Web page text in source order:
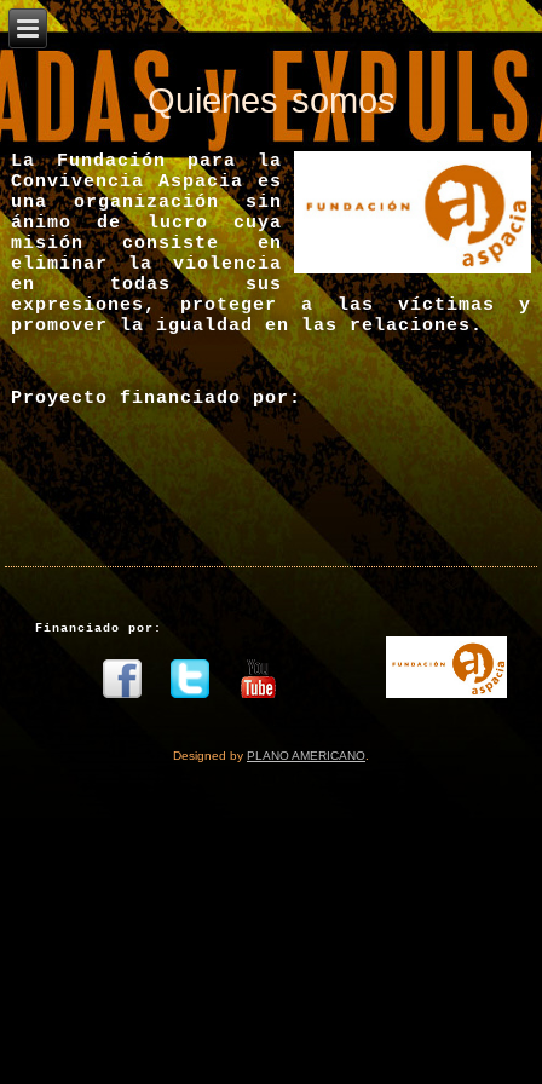
Quienes somos
La Fundación para la
Convivencia Aspacia es
una organización sin
ánimo de lucro cuya
misión consiste en
eliminar la violencia
en todas sus
expresiones, proteger a las víctimas y
promover la igualdad en las relaciones.
Proyecto financiado por:
Financiado por:
Designed by PLANO AMERICANO